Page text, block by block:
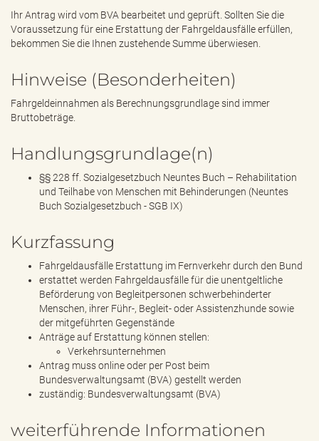
Ihr Antrag wird vom BVA bearbeitet und geprüft. Sollten Sie die
Voraussetzung für eine Erstattung der Fahrgeldausfälle erfüllen,
bekommen Sie die Ihnen zustehende Summe überwiesen.
Hinweise (Besonderheiten)
Fahrgeldeinnahmen als Berechnungsgrundlage sind immer
Bruttobeträge.
Handlungsgrundlage(n)
§§ 228 ff. Sozialgesetzbuch Neuntes Buch – Rehabilitation
und Teilhabe von Menschen mit Behinderungen (Neuntes
Buch Sozialgesetzbuch - SGB IX)
Kurzfassung
Fahrgeldausfälle Erstattung im Fernverkehr durch den Bund
erstattet werden Fahrgeldausfälle für die unentgeltliche
Beförderung von Begleitpersonen schwerbehinderter
Menschen, ihrer Führ-, Begleit- oder Assistenzhunde sowie
der mitgeführten Gegenstände
Anträge auf Erstattung können stellen:
Verkehrsunternehmen
Antrag muss online oder per Post beim
Bundesverwaltungsamt (BVA) gestellt werden
zuständig: Bundesverwaltungsamt (BVA)
weiterführende Informationen